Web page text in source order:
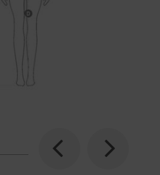
Previous Next